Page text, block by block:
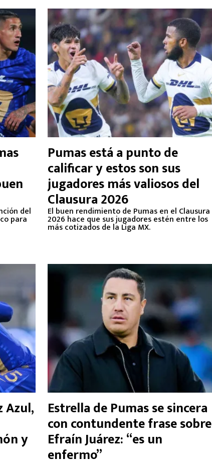
del
para
Pumas está a punto de
calificar y estos son sus
jugadores más valiosos del
Clausura 2026
El buen rendimiento de Pumas en el Clausura
2026 hace que sus jugadores estén entre los
más cotizados de la Liga MX.
Azul,
y
Estrella de Pumas se sincera
con contundente frase sobre
Efraín Juárez: “es un
enfermo”